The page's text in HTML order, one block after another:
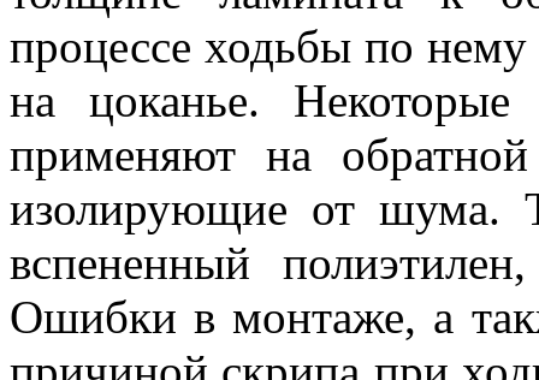
процессе ходьбы по
на цоканье.
применяют на
изолирующие от шума.
вспененный
Ошибки в монтаже, а